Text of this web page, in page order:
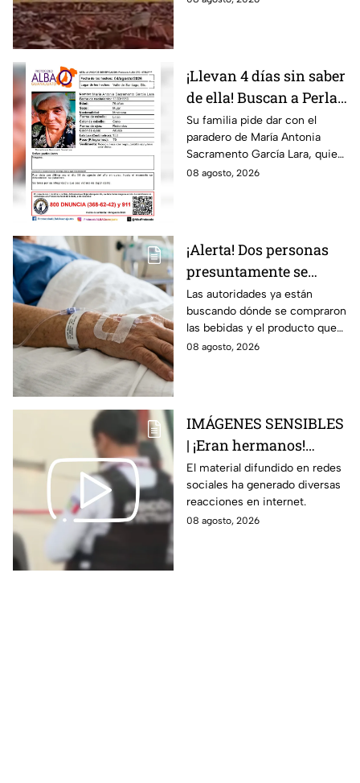
¡Llevan 4 días sin saber
de ella! Buscan a Perla
Alejandra Martín del
Campo Medina,
desaparecida en
Guanajuato
Su familia pide dar con el
paradero de María Antonia
Sacramento García Lara, quien
fue vista por última vez el 4 de
08 agosto, 2026
¡Alerta! Dos personas
presuntamente se
encuentran delicadas
por ingerir bebidas
alcohólicas
adulteradas en Celaya:
Las autoridades ya están
buscando dónde se compraron
las bebidas y el producto que
causó la intoxicación.
08 agosto, 2026
IMÁGENES SENSIBLES
| ¡Eran hermanos!
Captan brut4l agresión
contra un hombre que
perdió la vid4
El material difundido en redes
sociales ha generado diversas
reacciones en internet.
08 agosto, 2026